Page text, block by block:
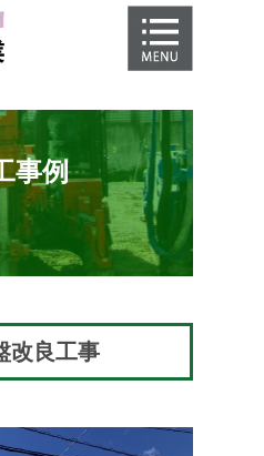
事例
良工事